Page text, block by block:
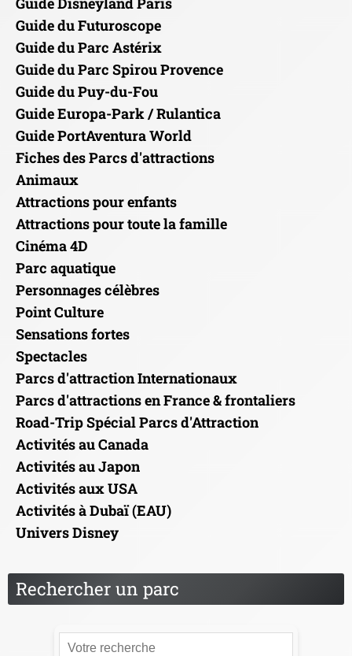
Guide du Futuroscope
Guide du Parc Astérix
Guide du Parc Spirou Provence
Guide du Puy-du-Fou
Guide Europa-Park / Rulantica
Guide PortAventura World
Fiches des Parcs d'attractions
Animaux
Attractions pour enfants
Attractions pour toute la famille
Cinéma 4D
Parc aquatique
Personnages célèbres
Point Culture
Sensations fortes
Spectacles
Parcs d'attraction Internationaux
Parcs d'attractions en France & frontaliers
Road-Trip Spécial Parcs d'Attraction
Activités au Canada
Activités au Japon
Activités aux USA
Activités à Dubaï (EAU)
Univers Disney
Rechercher un parc